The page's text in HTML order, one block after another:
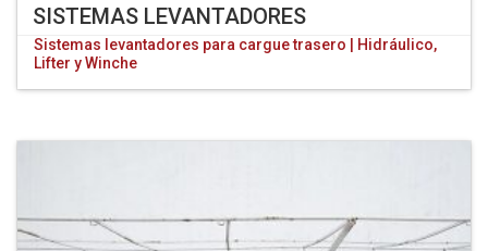
SISTEMAS LEVANTADORES
Sistemas levantadores para cargue trasero | Hidráulico,
Lifter y Winche